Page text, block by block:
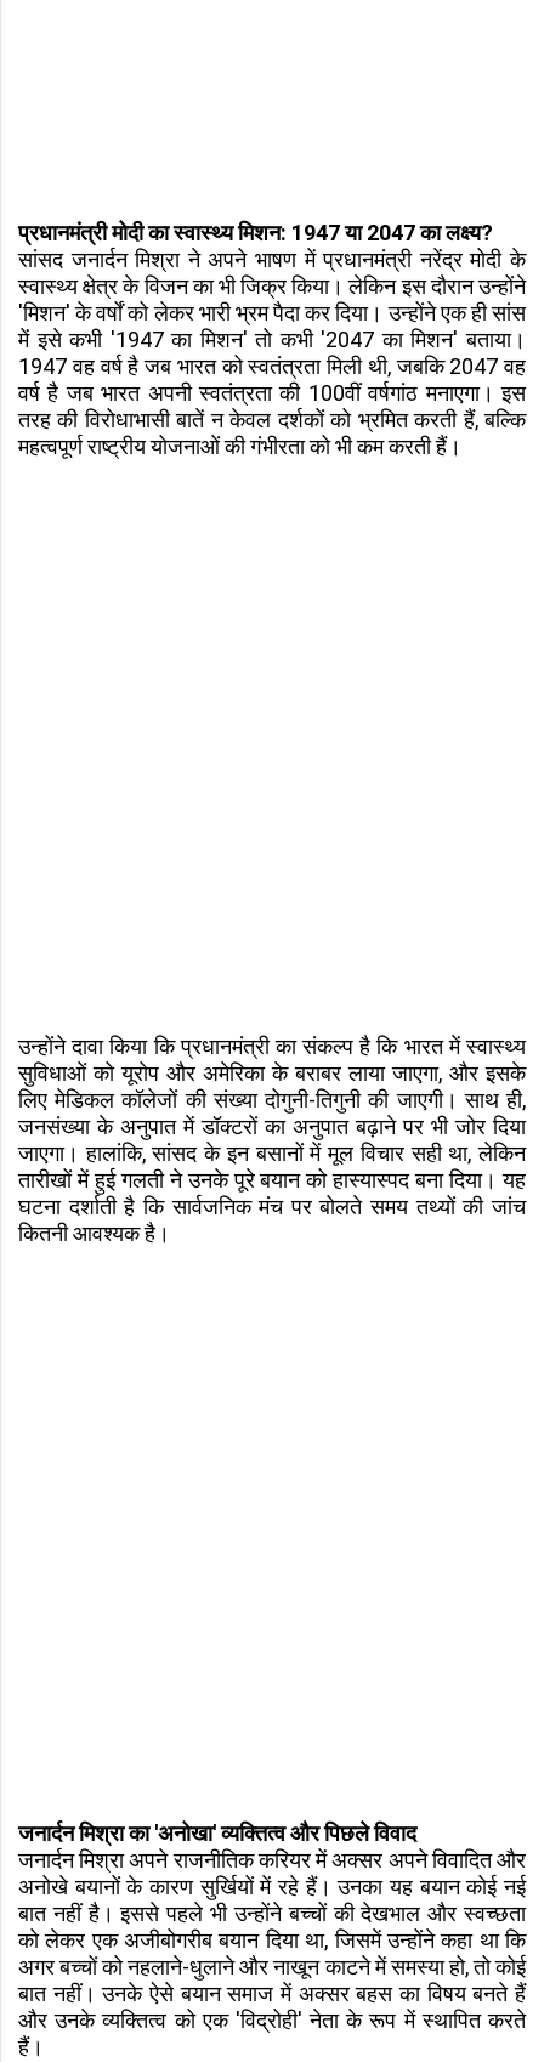
प्रधानमंत्री मोदी का स्वास्थ्य मिशन: 1947 या 2047 का लक्ष्य?
सांसद जनार्दन मिश्रा ने अपने भाषण में प्रधानमंत्री नरेंद्र मोदी के
स्वास्थ्य क्षेत्र के विजन का भी जिक्र किया। लेकिन इस दौरान उन्होंने
'मिशन' के वर्षों को लेकर भारी भ्रम पैदा कर दिया। उन्होंने एक ही सांस
में इसे कभी '1947 का मिशन' तो कभी '2047 का मिशन' बताया।
1947 वह वर्ष है जब भारत को स्वतंत्रता मिली थी, जबकि 2047 वह
वर्ष है जब भारत अपनी स्वतंत्रता की 100वीं वर्षगांठ मनाएगा। इस
तरह की विरोधाभासी बातें न केवल दर्शकों को भ्रमित करती हैं, बल्कि
महत्वपूर्ण राष्ट्रीय योजनाओं की गंभीरता को भी कम करती हैं।
उन्होंने दावा किया कि प्रधानमंत्री का संकल्प है कि भारत में स्वास्थ्य
सुविधाओं को यूरोप और अमेरिका के बराबर लाया जाएगा, और इसके
लिए मेडिकल कॉलेजों की संख्या दोगुनी-तिगुनी की जाएगी। साथ ही,
जनसंख्या के अनुपात में डॉक्टरों का अनुपात बढ़ाने पर भी जोर दिया
जाएगा। हालांकि, सांसद के इन बसानों में मूल विचार सही था, लेकिन
तारीखों में हुई गलती ने उनके पूरे बयान को हास्यास्पद बना दिया। यह
घटना दर्शाती है कि सार्वजनिक मंच पर बोलते समय तथ्यों की जांच
कितनी आवश्यक है।
जनार्दन मिश्रा का 'अनोखा' व्यक्तित्व और पिछले विवाद
जनार्दन मिश्रा अपने राजनीतिक करियर में अक्सर अपने विवादित और
अनोखे बयानों के कारण सुर्खियों में रहे हैं। उनका यह बयान कोई नई
बात नहीं है। इससे पहले भी उन्होंने बच्चों की देखभाल और स्वच्छता
को लेकर एक अजीबोगरीब बयान दिया था, जिसमें उन्होंने कहा था कि
अगर बच्चों को नहलाने-धुलाने और नाखून काटने में समस्या हो, तो कोई
बात नहीं। उनके ऐसे बयान समाज में अक्सर बहस का विषय बनते हैं
और उनके व्यक्तित्व को एक 'विद्रोही' नेता के रूप में स्थापित करते
हैं।